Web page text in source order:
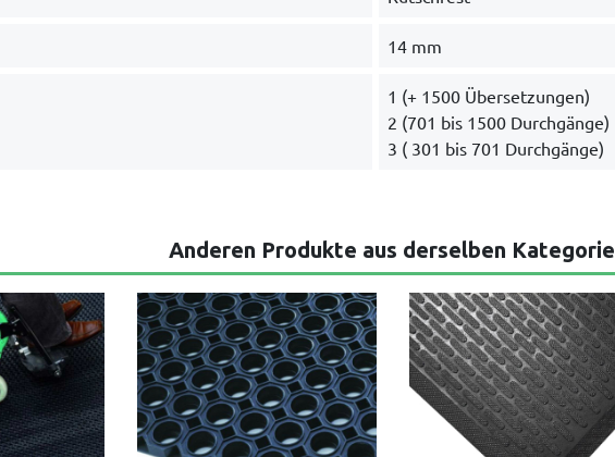
14 mm
1 (+ 1500 Übersetzungen)
2 (701 bis 1500 Durchgänge)
3 ( 301 bis 701 Durchgänge)
Anderen Produkte aus derselben Kategorie